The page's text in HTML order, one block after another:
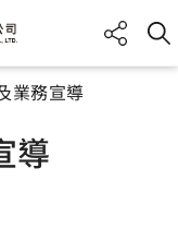
業務宣導
導